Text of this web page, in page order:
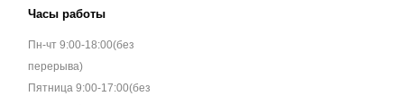
Часы работы
Пн-чт 9:00-18:00(без
перерыва)
Пятница 9:00-17:00(без